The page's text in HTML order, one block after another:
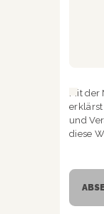
Mit
und
diese